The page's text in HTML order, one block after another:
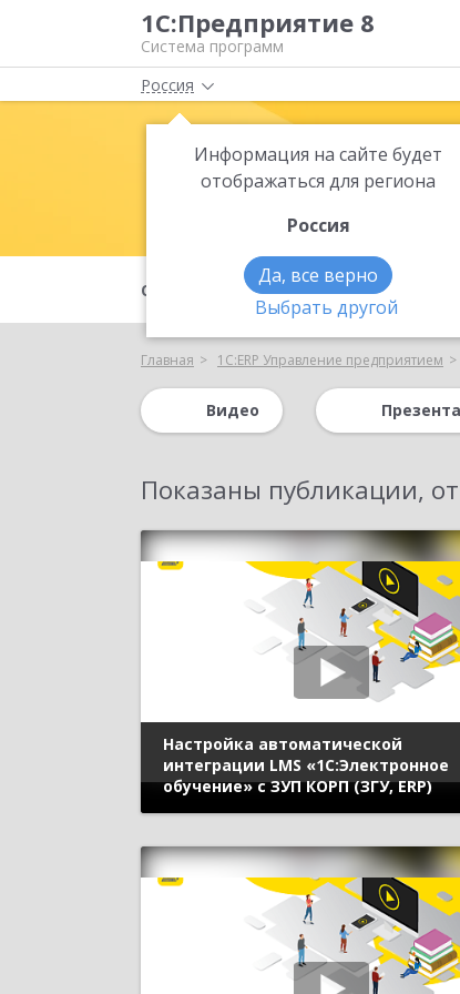
1С:Предприятие 8
Система программ
Россия
Информация на сайте будет
отображаться для региона
Россия
Да, все верно
Выбрать другой
1С:ERP
О продукте Преимущества
Главная 1С:ERP Управление предприятием
Видео
Показаны публикации,
Настройка автоматической
интеграции LMS «1С:Электронное
обучение» с ЗУП КОРП (ЗГУ, ERP)